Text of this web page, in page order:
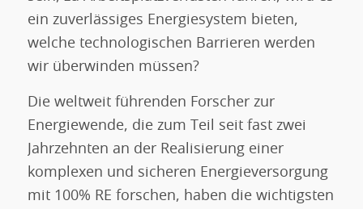
ein zuverlässiges Energiesystem bieten,
welche technologischen Barrieren werden
wir überwinden müssen?
Die weltweit führenden Forscher zur
Energiewende, die zum Teil seit fast zwei
Jahrzehnten an der Realisierung einer
komplexen und sicheren Energieversorgung
mit 100% RE forschen, haben die wichtigsten